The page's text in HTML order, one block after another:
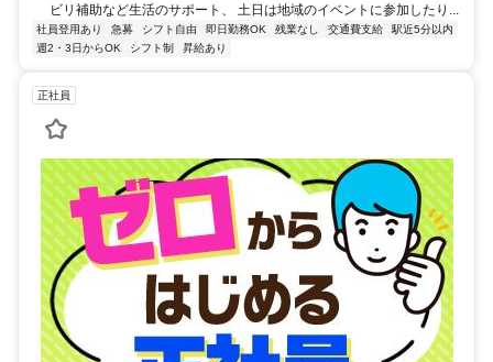
ビリ補助など生活のサポート、 土日は地域のイベントに参加したり...
社員登用あり 急募 シフト自由 即日勤務OK 残業なし 交通費支給
駅近5分以内
週2・3日からOK
シフト制 昇給あり
正社員